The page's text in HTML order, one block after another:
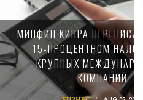
ЗАКОН О
НАЛОГЕ ДЛЯ